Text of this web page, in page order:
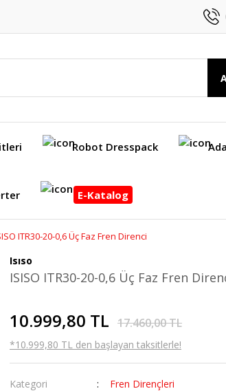
Robot Dresspack
E-Katalog
ITR30-20-0,6 Üç Faz Fren Direnci
Isıso
ISISO ITR30-20-0,6 Üç Faz Fren
10.999,80 TL 17.460,00 TL
*10.999,80 TL den başlayan taksitlerle!
Kategori
Fren Dirençleri